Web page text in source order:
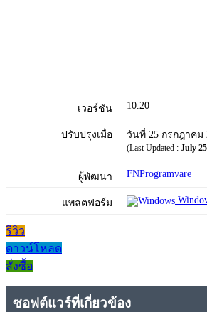
เวอร์ชัน 10.20
ปรับปรุงเมื่อ วันที่ 25 กรกฎาคม
(Last Updated : July
ผู้พัฒนา FNProgramvare
แพลตฟอร์ม
รีวิว
ดาวน์โหลด
สั่งซื้อ
ซอฟต์แวร์ที่เกี่ยวข้อง